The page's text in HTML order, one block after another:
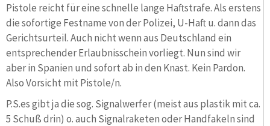
Pistole reicht für eine schnelle lange Haftstrafe. Als erstens
die sofortige Festname von der Polizei, U-Haft u. dann das
Gerichtsurteil. Auch nicht wenn aus Deutschland ein
entsprechender Erlaubnisschein vorliegt. Nun sind wir
aber in Spanien und sofort ab in den Knast. Kein Pardon.
Also Vorsicht mit Pistole/n.
P.S.es gibt ja die sog. Signalwerfer (meist aus plastik mit ca.
5 Schuß drin) o. auch Signalraketen oder Handfakeln sind